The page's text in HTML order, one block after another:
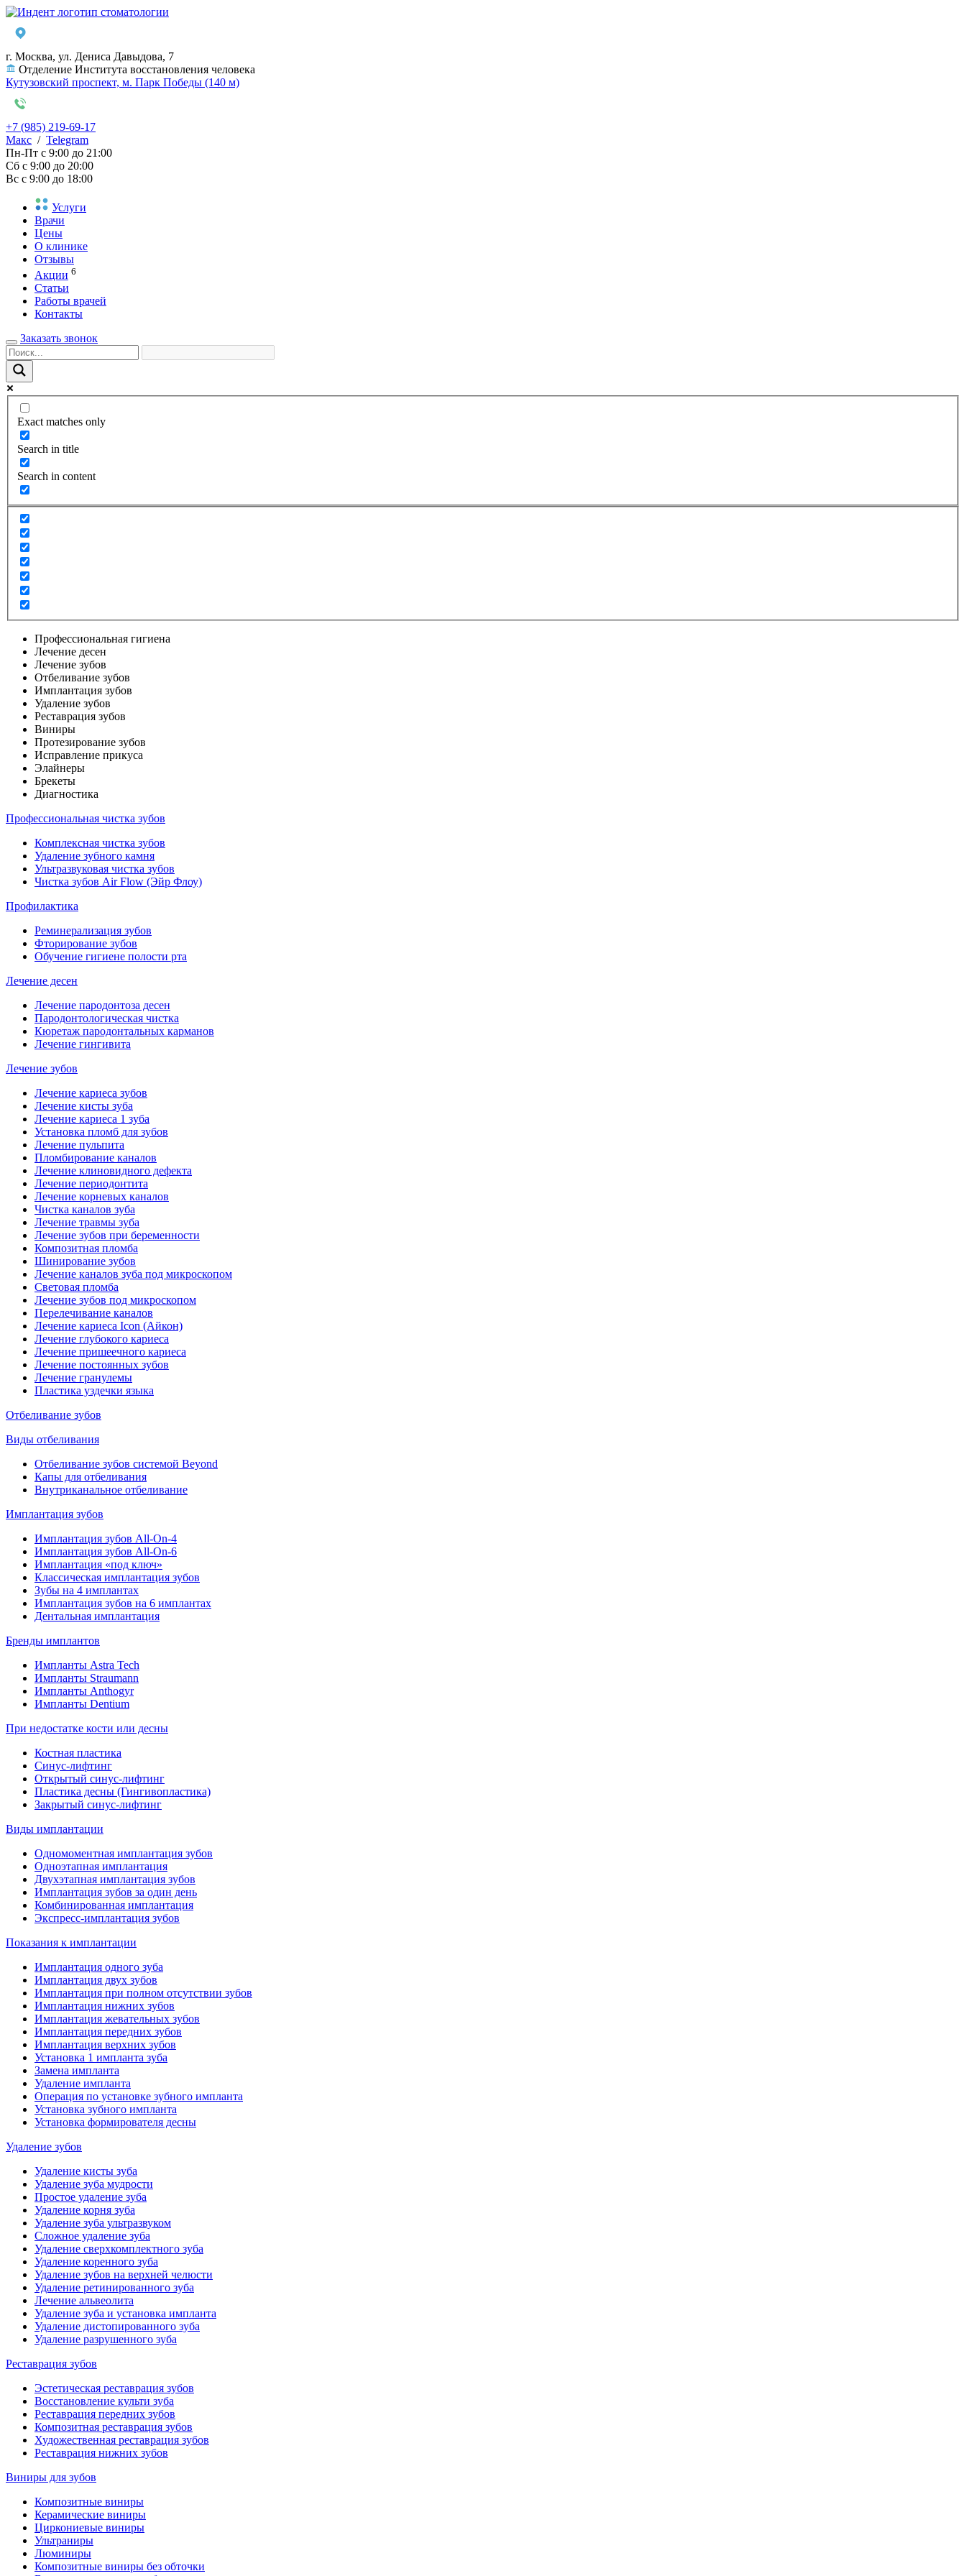
г. Москва, ул. Дениса Давыдова, 7
Отделение Института восстановления человека
Кутузовский проспект, м. Парк Победы (140 м)
+7 (985) 219-69-17
Макс / Telegram
Пн-Пт с 9:00 до 21:00
Сб с 9:00 до 20:00
Вс с 9:00 до 18:00
Услуги
Врачи
Цены
О клинике
Отзывы
Акции 6
Статьи
Работы врачей
Контакты
Заказать звонок
Exact matches only
Search in title
Search in content
Профессиональная гигиена
Лечение десен
Лечение зубов
Отбеливание зубов
Имплантация зубов
Удаление зубов
Реставрация зубов
Виниры
Протезирование зубов
Исправление прикуса
Элайнеры
Брекеты
Диагностика
Профессиональная чистка зубов
Комплексная чистка зубов
Удаление зубного камня
Ультразвуковая чистка зубов
Чистка зубов Air Flow (Эйр Флоу)
Профилактика
Реминерализация зубов
Фторирование зубов
Обучение гигиене полости рта
Лечение десен
Лечение пародонтоза десен
Пародонтологическая чистка
Кюретаж пародонтальных карманов
Лечение гингивита
Лечение зубов
Лечение кариеса зубов
Лечение кисты зуба
Лечение кариеса 1 зуба
Установка пломб для зубов
Лечение пульпита
Пломбирование каналов
Лечение клиновидного дефекта
Лечение периодонтита
Лечение корневых каналов
Чистка каналов зуба
Лечение травмы зуба
Лечение зубов при беременности
Композитная пломба
Шинирование зубов
Лечение каналов зуба под микроскопом
Световая пломба
Лечение зубов под микроскопом
Перелечивание каналов
Лечение кариеса Icon (Айкон)
Лечение глубокого кариеса
Лечение пришеечного кариеса
Лечение постоянных зубов
Лечение гранулемы
Пластика уздечки языка
Отбеливание зубов
Виды отбеливания
Отбеливание зубов системой Beyond
Капы для отбеливания
Внутриканальное отбеливание
Имплантация зубов
Имплантация зубов All-On-4
Имплантация зубов All-On-6
Имплантация «под ключ»
Классическая имплантация зубов
Зубы на 4 имплантах
Имплантация зубов на 6 имплантах
Дентальная имплантация
Бренды имплантов
Импланты Astra Tech
Импланты Straumann
Импланты Anthogyr
Импланты Dentium
При недостатке кости или десны
Костная пластика
Синус-лифтинг
Открытый синус-лифтинг
Пластика десны (Гингивопластика)
Закрытый синус-лифтинг
Виды имплантации
Одномоментная имплантация зубов
Одноэтапная имплантация
Двухэтапная имплантация зубов
Имплантация зубов за один день
Комбинированная имплантация
Экспресс-имплантация зубов
Показания к имплантации
Имплантация одного зуба
Имплантация двух зубов
Имплантация при полном отсутствии зубов
Имплантация нижних зубов
Имплантация жевательных зубов
Имплантация передних зубов
Имплантация верхних зубов
Установка 1 импланта зуба
Замена импланта
Удаление импланта
Операция по установке зубного импланта
Установка зубного импланта
Установка формирователя десны
Удаление зубов
Удаление кисты зуба
Удаление зуба мудрости
Простое удаление зуба
Удаление корня зуба
Удаление зуба ультразвуком
Сложное удаление зуба
Удаление сверхкомплектного зуба
Удаление коренного зуба
Удаление зубов на верхней челюсти
Удаление ретинированного зуба
Лечение альвеолита
Удаление зуба и установка импланта
Удаление дистопированного зуба
Удаление разрушенного зуба
Реставрация зубов
Эстетическая реставрация зубов
Восстановление культи зуба
Реставрация передних зубов
Композитная реставрация зубов
Художественная реставрация зубов
Реставрация нижних зубов
Виниры для зубов
Композитные виниры
Керамические виниры
Циркониевые виниры
Ультраниры
Люминиры
Композитные виниры без обточки